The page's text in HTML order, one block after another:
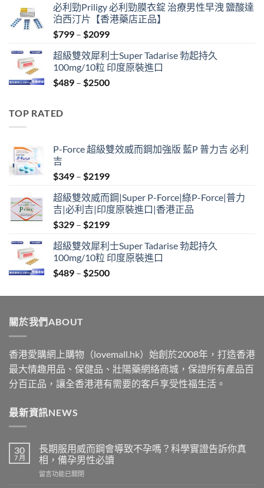
was:
$399.
is:
$369.
必利勁Priligy 必利勁膜衣錠 治療男性早洩 鹽酸達
泊西汀片【香港藥店正品】
$799 – $2099Price
$799
through
$2099
超級雙效犀利士Super Tadarise 勃起持久
100mg/10粒 印度原裝進口
$489 – $2500Price
TOP RATED
P-Force 超級雙效威而鋼加強版 藍P 普力吉 必利
吉
$349 – $2199Price
$349
through
$2199
超級雙效威而鋼|Super P-Force|綠P-Force|普力
吉|必利吉|印度原裝進口|香港正品
$329 – $2199Price
$329
through
$2199
超級雙效犀利士Super Tadarise 勃起持久
100mg/10粒 印度原裝進口
$489 – $2500Price
$489
關於我們ABOUT
香港愛購網上購物（lovemall.hk）始創於2008年，打造香港
最大情趣用品、保健品、壯陽藥網絡商城，保證所有產品百
分百正品，讓全香港港有需要的客戶享受性福生活。
最新資訊NEWS
30
7 月
長期服用威而鋼會導致不孕嗎？科學實證告訴你真
相，備孕男性必讀
在
留言功能已關閉